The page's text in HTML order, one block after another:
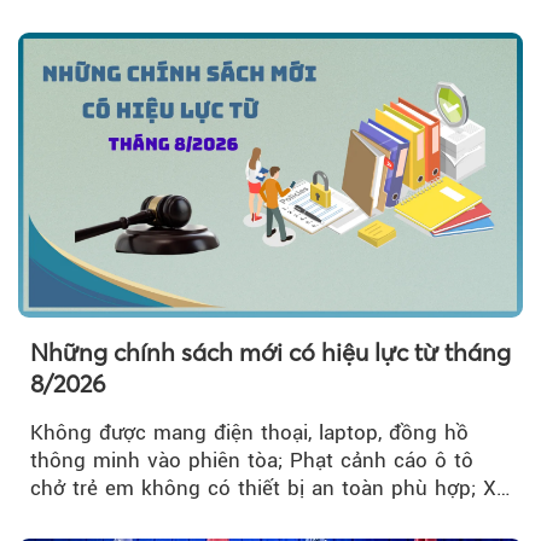
Những chính sách mới có hiệu lực từ tháng
8/2026
Không được mang điện thoại, laptop, đồng hồ
thông minh vào phiên tòa; Phạt cảnh cáo ô tô
chở trẻ em không có thiết bị an toàn phù hợp; Xe